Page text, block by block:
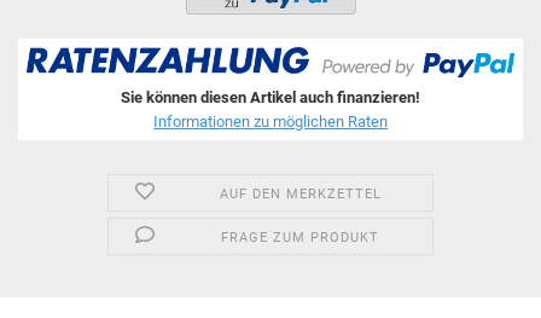
Sie können diesen Artikel auch finanzieren!
Informationen zu möglichen Raten
AUF DEN MERKZETTEL
FRAGE ZUM PRODUKT